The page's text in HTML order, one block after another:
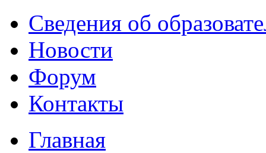
Сведения об
Новости
Форум
Контакты
Главная